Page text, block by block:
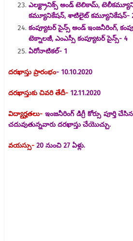
ఎలక్ట్రానిక్స్ అండ్ టెలికామ్,
కమ్యూనికేషన్, శాటిలైట్ కమ్యూనికేషన్-
కంప్యూటర్ సైన్స్ అండ్ ఇంజనీరింగ్,
టెక్నాలజీ, ఎంఎస్సీ కంప్యూటర్ సైన్స్- 4
ఏరోనాటికల్- 1
దరఖాస్తు ప్రారంభం- 10.10.2020
దరఖాస్తుకు చివరి తేదీ- 12.11.2020
విద్యార్హతలు- ఇంజనీరింగ్ డిగ్రీ కోర్సు పూర్తి
చదువుతున్నవారు దరఖాస్తు చేయొచ్చు.
వయస్సు- 20 నుంచి 27 ఏళ్లు.